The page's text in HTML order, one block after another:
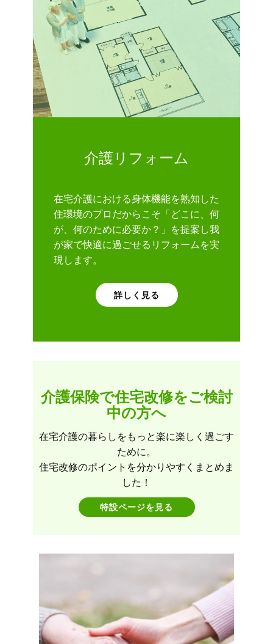
介護リフォーム
在宅介護における身体機能を熟知した
住環境のプロだからこそ「どこに、何
が、何のために必要か？」を提案し我
が家で快適に過ごせるリフォームを実
現します。
詳しく見る
介護保険で住宅改修をご検討
中の方へ
在宅介護の暮らしをもっと楽に楽しく過ごす
ために。
住宅改修のポイントを分かりやすくまとめま
した！
特設ページを見る